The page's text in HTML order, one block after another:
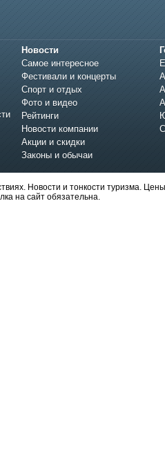
Новости
Самое интересное
Фестивали и концерты
Спорт и отдых
Фото и видео
Рейтинги
Новости компании
Акции и скидки
Законы и обычаи
Новости и тонкости туризма.
на сайт обязательна.